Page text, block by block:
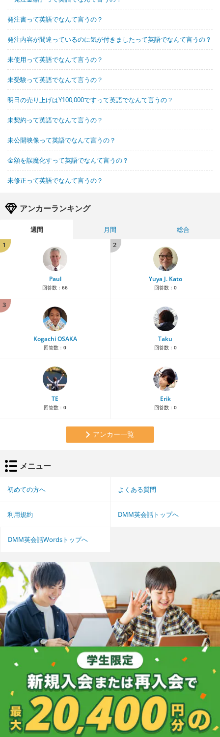
発注書って英語でなんて言うの？
発注内容が間違っているのに気が付きましたって英語でなんて言うの？
未使用って英語でなんて言うの？
未受験って英語でなんて言うの？
明日の売り上げは¥100,000ですって英語でなんて言うの？
未契約って英語でなんて言うの？
未公開映像って英語でなんて言うの？
金額を誤魔化すって英語でなんて言うの？
未修正って英語でなんて言うの？
アンカーランキング
週間 月間
総合
1
Paul
回答数： 66
2
Yuya J. Kato
回答数： 0
3
Kogachi OSAKA
回答数： 0
Taku
回答数： 0
TE
回答数： 0
Erik
回答数： 0
アンカー一覧
メニュー
初めての方へ よくある質問
利用規約 DMM英会話トップへ
DMM英会話Wordsトップへ